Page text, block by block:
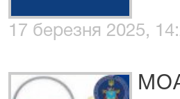
17 березня 2025,